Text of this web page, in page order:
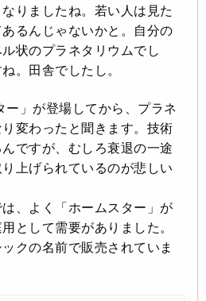
りましたね。若い人は見た
るんじゃないかと。自分の
状のプラネタリウムでし
。田舎でしたし。
」が登場してから、プラネ
変わったと聞きます。技術
ですが、むしろ衰退の一途
上げられているのが悲しい
、よく「ホームスター」が
として需要がありました。
クの名前で販売されていま